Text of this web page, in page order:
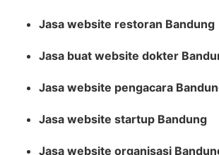
Jasa website restoran Bandung
Jasa buat website dokter
Jasa website pengacara
Jasa website startup Bandung
Jasa website organisasi